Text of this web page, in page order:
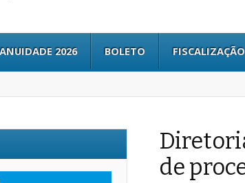
ANUIDADE 2026 BOLETO FISCALIZAÇÃO
de